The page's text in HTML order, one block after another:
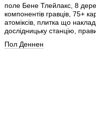
поле Бене Тлейлакс, 8
компонентів гравців, 75+
атоміксів, плитка що
дослідницьку станцію,
Пол Деннен